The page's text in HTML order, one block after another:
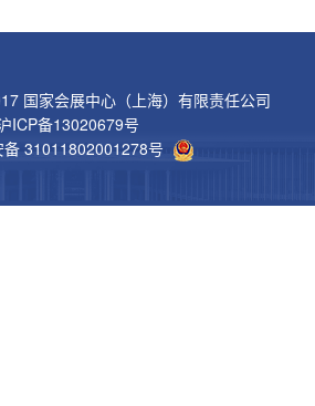
国家会展中心（上海）有限责任公司
ICP备13020679号
备 31011802001278号